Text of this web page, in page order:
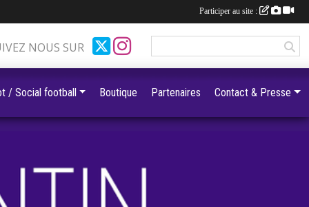
NOUS SUR
/ Social football Boutique Partenaires Contact & Presse
Participer au site :